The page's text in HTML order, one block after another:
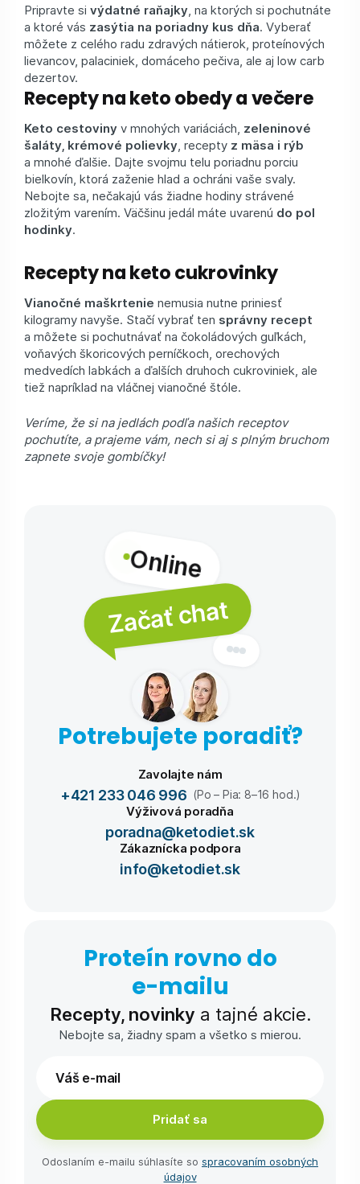
Pripravte si výdatné raňajky , na ktorých si pochutnáte
a ktoré vás zasýtia na poriadny kus dňa. Vyberať
môžete z celého radu zdravých nátierok, proteínových
lievancov, palaciniek, domáceho pečiva, ale aj low carb
dezertov.
Recepty na keto obedy a večere
Keto cestoviny v mnohých variáciách, zeleninové
šaláty, krémové polievky , recepty z mäsa i rýb
a mnohé ďalšie. Dajte svojmu telu poriadnu porciu
bielkovín, ktorá zaženie hlad a ochráni vaše svaly.
Nebojte sa, nečakajú vás žiadne hodiny strávené
zložitým varením. Väčšinu jedál máte uvarenú do pol
hodinky.
Recepty na keto cukrovinky
Vianočné maškrtenie nemusia nutne priniesť
kilogramy navyše. Stačí vybrať ten správny recept
a môžete si pochutnávať na čokoládových guľkách,
voňavých škoricových perníčkoch, orechových
medvedích labkách a ďalších druhoch cukroviniek, ale
tiež napríklad na vláčnej vianočné štóle.
Veríme, že si na jedlách podľa našich receptov
pochutíte, a prajeme vám, nech si aj s plným bruchom
zapnete svoje gombíčky!
Online
Začať chat
Potrebujete poradiť?
Zavolajte nám
+421 233 046 996 (Po – Pia: 8–16 hod.)
Výživová poradňa
poradna@ketodiet.sk
Zákaznícka podpora
info@ketodiet.sk
Proteín rovno do
e-⁠mailu
Recepty, novinky a tajné akcie.
Nebojte sa, žiadny spam a všetko s mierou.
Pridať sa
Odoslaním e-⁠mailu súhlasíte so spracovaním osobných
údajov